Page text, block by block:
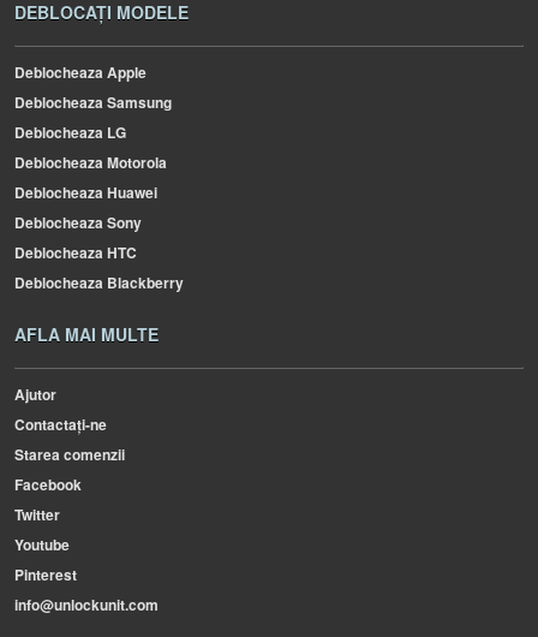
DEBLOCAȚI MODELE
Deblocheaza Apple
Deblocheaza Samsung
Deblocheaza LG
Deblocheaza Motorola
Deblocheaza Huawei
Deblocheaza Sony
Deblocheaza HTC
Deblocheaza Blackberry
AFLA MAI MULTE
Ajutor
Contactați-ne
Starea comenzii
Facebook
Twitter
Youtube
Pinterest
info@unlockunit.com